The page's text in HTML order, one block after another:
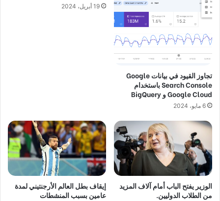
تجاوز القيود في بيانات Google
Search Console باستخدام
Google Cloud و BigQuery
6 مايو، 2024
19 أبريل، 2024
الوزير يفتح الباب أمام آلاف المزيد
من الطلاب الدوليين.
إيقاف بطل العالم الأرجنتيني لمدة
عامين بسبب المنشطات